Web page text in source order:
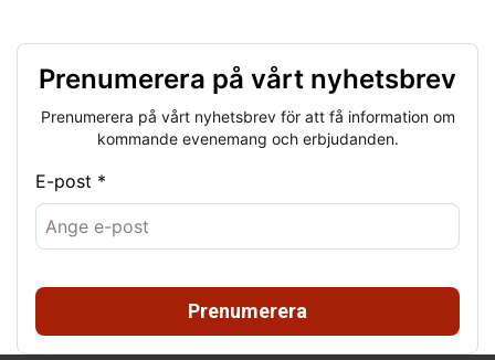
Prenumerera på vårt nyhetsbrev
Prenumerera på vårt nyhetsbrev för att få information om
kommande evenemang och erbjudanden.
E-post *
Prenumerera